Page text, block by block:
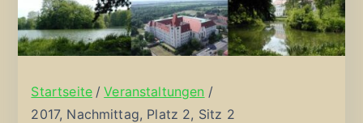
Startseite
Veranstaltungen
2017, Nachmittag, Platz 2, Sitz 2